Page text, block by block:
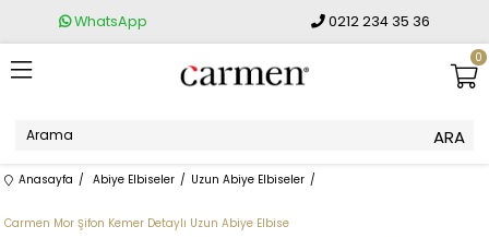
WhatsApp 0212 234 35 36
0
Anasayfa Abiye Elbiseler Uzun Abiye Elbiseler
Carmen Mor Şifon Kemer Detaylı Uzun Abiye Elbise